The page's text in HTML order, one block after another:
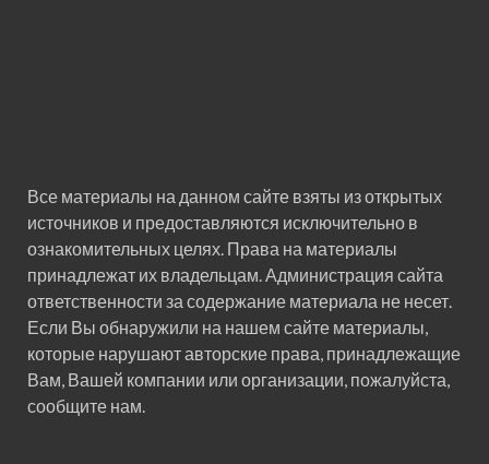
Все материалы на данном сайте взяты из открытых
источников и предоставляются исключительно в
ознакомительных целях. Права на материалы
принадлежат их владельцам. Администрация сайта
ответственности за содержание материала не несет.
Если Вы обнаружили на нашем сайте материалы,
которые нарушают авторские права, принадлежащие
Вам, Вашей компании или организации, пожалуйста,
сообщите нам.